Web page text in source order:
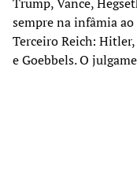
sempre na infâmia
Terceiro Reich:
e Goebbels. O